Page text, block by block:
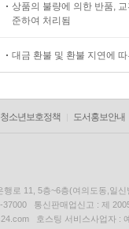
상품의 불량에 의한 반품,
준하여 처리됨
대금 환불 및 환불 지연에
청소년보호정책 도서홍보안내
행로 11, 5층~6층(여의도동,일신
37000 통신판매업신고 : 제
호스팅 서비스사업자 :